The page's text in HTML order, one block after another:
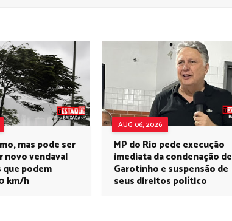
mas pode ser
novo vendaval
que podem
km/h
AUG 06, 2026
MP do Rio pede execução
imediata da condenação de
Garotinho e suspensão de
seus direitos político